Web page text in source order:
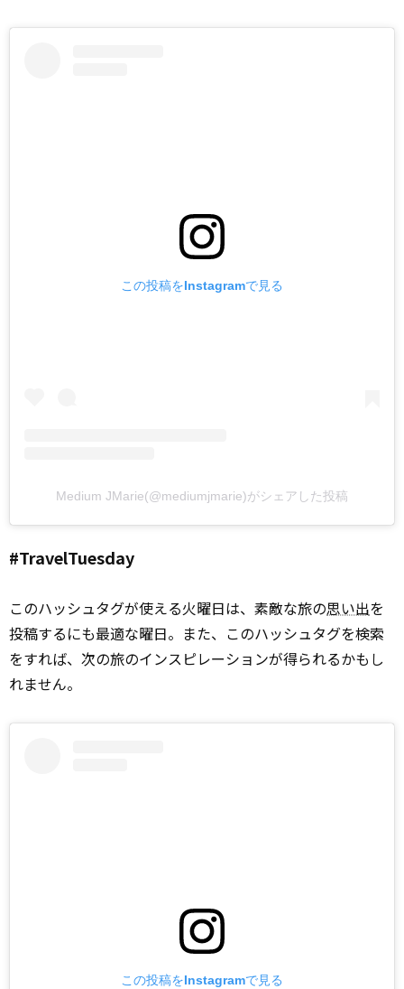
この投稿をInstagramで見る
Medium JMarie(@mediumjmarie)がシェアした投稿
#TravelTuesday
このハッシュタグが使える火曜日は、素敵な旅の思い出を
投稿するにも最適な曜日。また、このハッシュタグを検索
をすれば、次の旅のインスピレーションが得られるかもし
れません。
この投稿をInstagramで見る